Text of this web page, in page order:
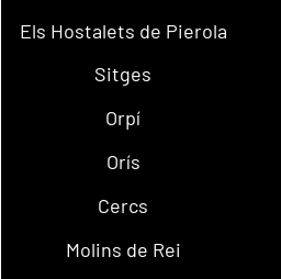
Els Hostalets de Pierola
Sitges
Orpí
Orís
Cercs
Molins de Rei